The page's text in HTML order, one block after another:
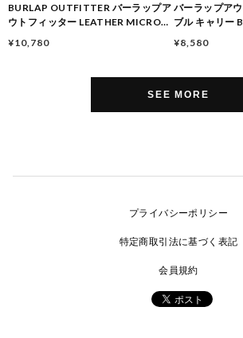
BURLAP OUTFITTER バーラップア
ウトフィッター LEATHER MICRO
ミニバッグ 撥水 牛革 ナイロン 巾着仕
¥10,780
バーラップア
ブル キャリー
大阪门市
¥8,580
SEE MORE
プライバシーポリシー
特定商取引法に基づく表記
会員規約